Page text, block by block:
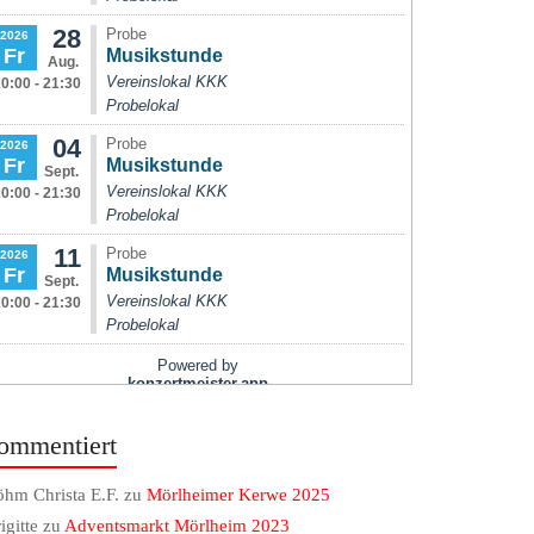
Christa E.F. zuMörlheimer Kerwe 2025
zu Adventsmarkt Mörlheim 2023